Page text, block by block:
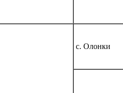
с. Олонки